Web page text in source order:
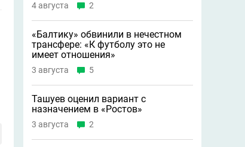
4 августа 2
«Балтику» обвинили в нечестном
трансфере: «К футболу это не
имеет отношения»
3 августа 5
Ташуев оценил вариант с
назначением в «Ростов»
3 августа 2